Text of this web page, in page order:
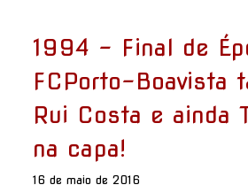
1994 - Final de
FCPorto-Boavista
Rui Costa e ainda
na capa!
16 de maio de 2016